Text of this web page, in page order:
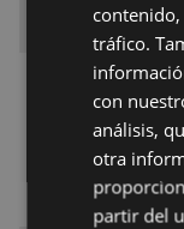
Escuela de
Galería de
Galería de
curso 2015-
Matriculación
tráfico.
con
análisis,
otra
partir del